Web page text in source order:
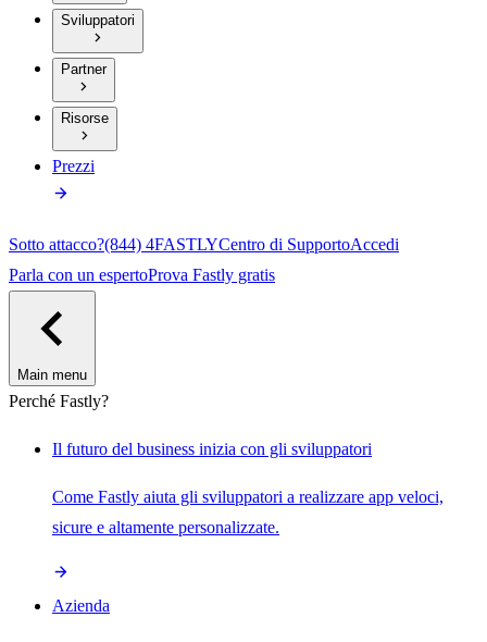
Sviluppatori
Partner
Risorse
Prezzi
Sotto attacco?(844) 4FASTLYCentro di SupportoAccedi
Parla con un espertoProva Fastly gratis
Main menu
Perché Fastly?
Il futuro del business inizia con gli sviluppatori
Come Fastly aiuta gli sviluppatori a realizzare app veloci,
sicure e altamente personalizzate.
Azienda